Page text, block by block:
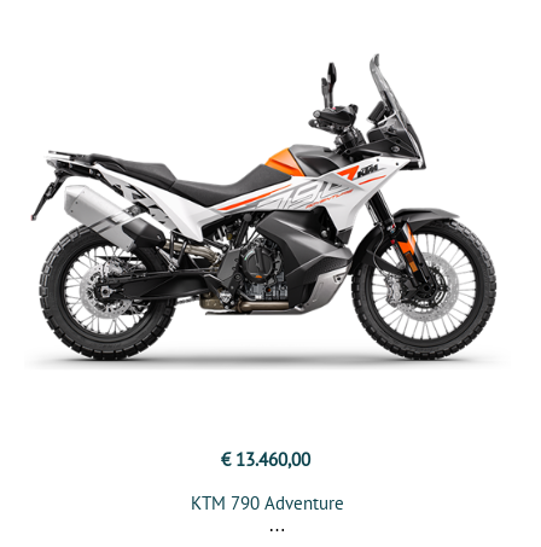
€ 13.460,00
KTM 790 Adventure